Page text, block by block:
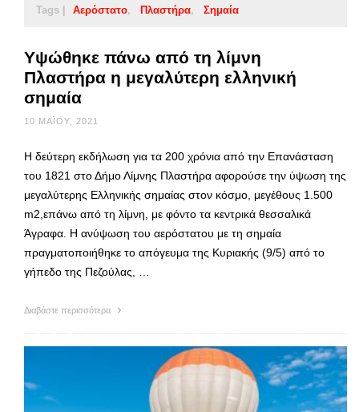
Tags | Αερόστατο Πλαστήρα Σημαία
Υψώθηκε πάνω από τη λίμνη
Πλαστήρα η μεγαλύτερη ελληνική
σημαία
10 ΜΑΪ́ΟΥ, 2021
Η δεύτερη εκδήλωση για τα 200 χρόνια από την Επανάσταση
του 1821 στο Δήμο Λίμνης Πλαστήρα αφορούσε την ύψωση της
μεγαλύτερης Ελληνικής σημαίας στον κόσμο, μεγέθους 1.500
m2,επάνω από τη λίμνη, με φόντο τα κεντρικά θεσσαλικά
Άγραφα. Η ανύψωση του αερόστατου με τη σημαία
πραγματοποιήθηκε το απόγευμα της Κυριακής (9/5) από το
γήπεδο της Πεζούλας, …
Διαβάστε περισσότερα